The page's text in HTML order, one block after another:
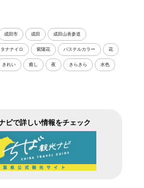
成田市 成田 成田山表参道
ナナイロ 紫陽花 パステルカラー 花
きれい 癒し 夜 きらきら 水色
ビで詳しい情報をチェック